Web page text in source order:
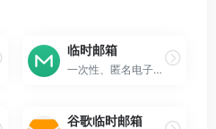
临时邮箱
一次性、匿名电子邮件地址的在线服务平台
谷歌临时邮箱